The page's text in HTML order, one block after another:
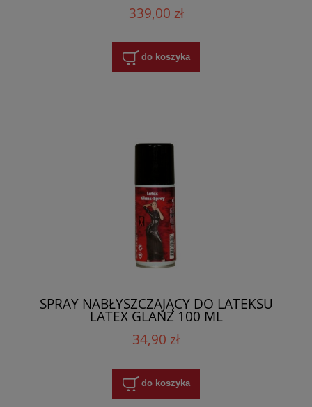
339,00 zł
do koszyka
SPRAY NABŁYSZCZAJĄCY DO LATEKSU
LATEX GLANZ 100 ML
34,90 zł
do koszyka